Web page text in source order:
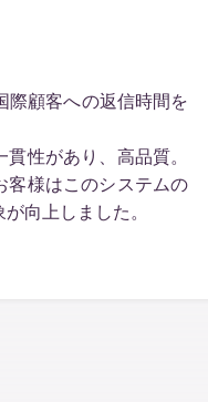
際顧客への返信時間を
性があり、高品質。
客様はこのシステムの
向上しました。